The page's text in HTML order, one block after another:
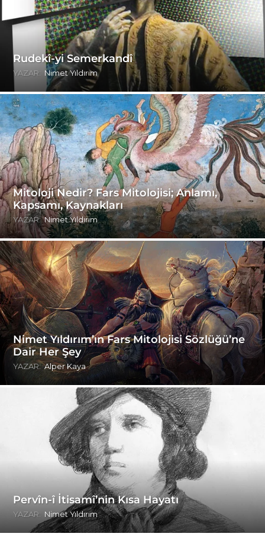
Rudekî-yi Semerkandî
YAZAR: Nimet Yıldırım
Mitoloji Nedir? Fars Mitolojisi; Anlamı,
Kapsamı, Kaynakları
YAZAR: Nimet Yıldırım
Nimet Yıldırım’ın Fars Mitolojisi Sözlüğü’ne
Dair Her Şey
YAZAR: Alper Kaya
Pervîn-î İtisamî’nin Kısa Hayatı
YAZAR: Nimet Yıldırım